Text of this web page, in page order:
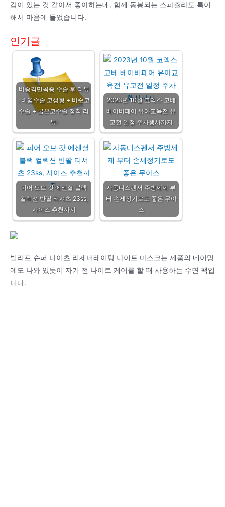
감이 있는 것 같아서 좋아하는데, 함께 동봉되는 스파츌라도 특이
해서 마음에 들었습니다.
인기글
비중격만곡증 수술 후 리뷰
: 비염수술 코성형 + 비순코
수술 + 굽은코수술 정직 리
뷰!
2023년 10월 코엑스 고베
베이비페어 유아교육전 유
교전 일정 주차행사까지
피어 오브 갓 에센셜 블랙
컬렉션 반팔 티셔츠 23ss,
사이즈 추천까지
자동디스펜서 주방세제 부
터 손세정기로도 좋은 무아
스
빌리프 슈퍼 나이츠 리제너레이팅 나이트 마스크는 제품의 네이밍
에도 나와 있듯이 자기 전 나이트 케어를 할 때 사용하는 수면 팩입
니다.